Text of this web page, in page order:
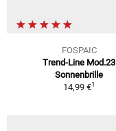
FOSPAIC
Trend-Line Mod.23
Sonnenbrille
14,99 €1